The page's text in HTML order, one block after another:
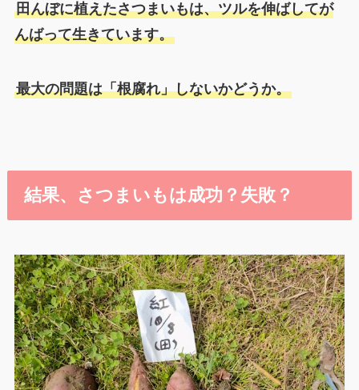
田んぼに植えたさつまいもは、ツルを伸ばしてが
んばって生きています。
最大の問題は「根腐れ」しないかどうか。
結果、さつまいもは成功？失敗？